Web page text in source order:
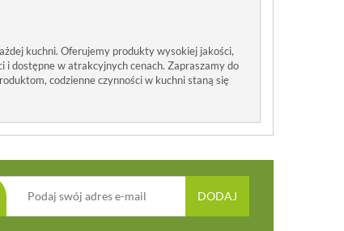
kuchni. Oferujemy produkty wysokiej jakości,
dostępne w atrakcyjnych cenach. Zapraszamy do
codzienne czynności w kuchni staną się
DODAJ